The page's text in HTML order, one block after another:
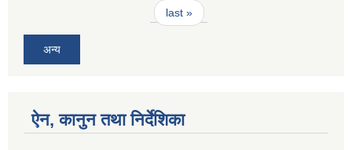
last »
अन्य
ऐन, कानुन तथा निर्देशिका